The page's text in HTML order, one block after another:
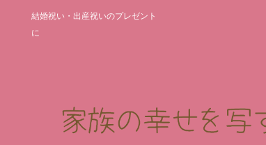
結婚祝い・出産祝いのプレゼント
に